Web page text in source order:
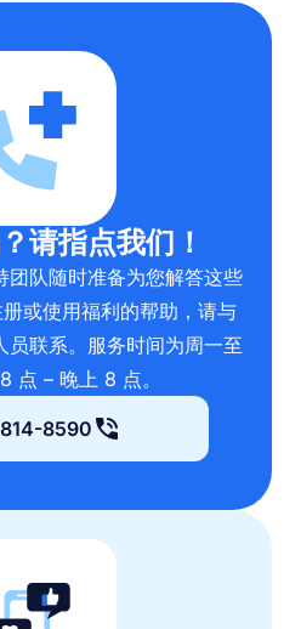
请指点我们！
团队随时准备为您解答这些
或使用福利的帮助，请与
员联系。服务时间为周一至
点 – 晚上 8 点。
8590